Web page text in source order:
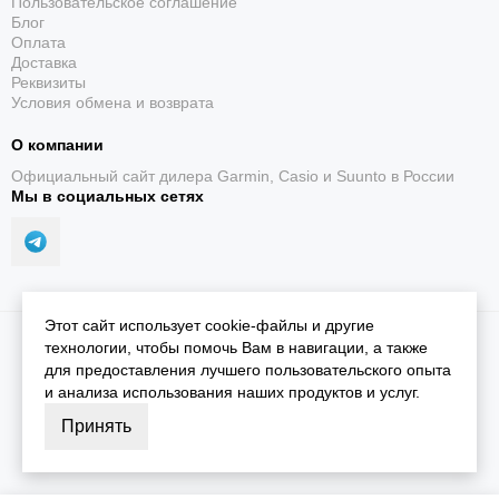
До 16 дней
Встроенный LED-фонарик
Блог
Оплата
Доставка
Реквизиты
Условия обмена и возврата
О компании
Официальный сайт дилера Garmin, Casio и Suunto в России
Мы в социальных сетях
2026 © iGarmin.Карта сайта
Этот сайт использует cookie-файлы и другие
технологии, чтобы помочь Вам в навигации, а также
для предоставления лучшего пользовательского опыта
и анализа использования наших продуктов и услуг.
Принять